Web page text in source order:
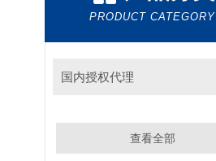
PRODUCT CATEGORY
国内授权代理
查看全部